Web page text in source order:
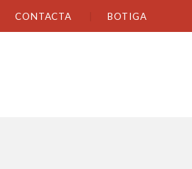
CONTACTA BOTIGA